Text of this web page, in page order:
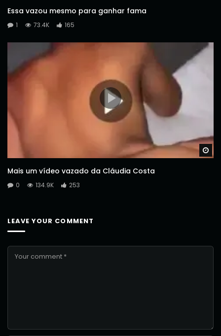
Essa vazou mesmo para ganhar fama
1 73.4K 165
Mais um vídeo vazado da Cláudia Costa
0 134.9K 253
LEAVE YOUR COMMENT